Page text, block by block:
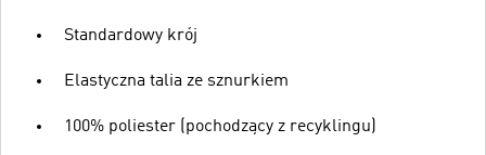
Standardowy krój
Elastyczna talia ze sznurkiem
100% poliester (pochodzący z recyklingu)